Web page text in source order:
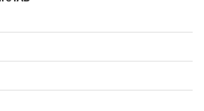
SeLoger Pro